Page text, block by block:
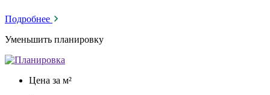
Подробнее
Уменьшить планировку
Цена за м²